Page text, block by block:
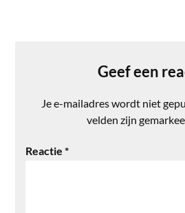
Geef een
Je e-mailadres wordt niet
velden zijn
Reactie*